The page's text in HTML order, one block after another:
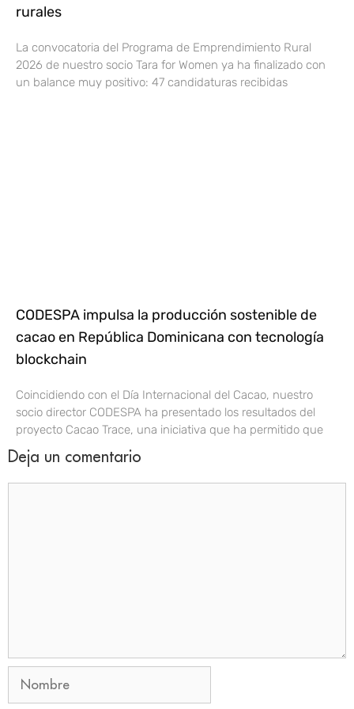
rurales
La convocatoria del Programa de Emprendimiento Rural
2026 de nuestro socio Tara for Women ya ha finalizado con
un balance muy positivo: 47 candidaturas recibidas
CODESPA impulsa la producción sostenible de
cacao en República Dominicana con tecnología
blockchain
Coincidiendo con el Día Internacional del Cacao, nuestro
socio director CODESPA ha presentado los resultados del
proyecto Cacao Trace, una iniciativa que ha permitido que
Deja un comentario